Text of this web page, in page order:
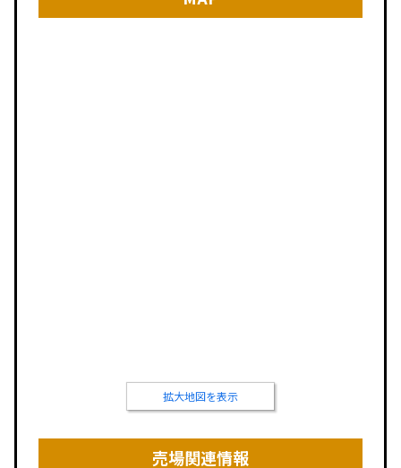
拡大地図を表示
売場関連情報